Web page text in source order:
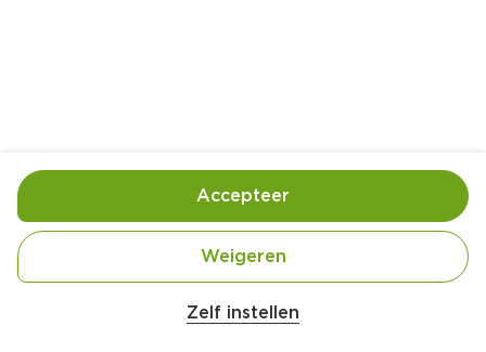
Ingrediënten Bereiding
700 gram Krieltjes
Zelf instellen
Weigeren
Accepteer